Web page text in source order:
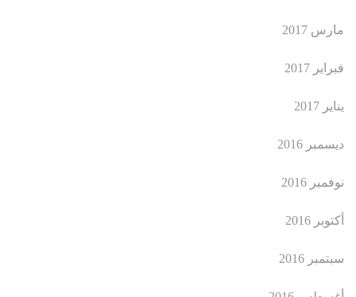
مارس 2017
فبراير 2017
يناير 2017
ديسمبر 2016
نوفمبر 2016
أكتوبر 2016
سبتمبر 2016